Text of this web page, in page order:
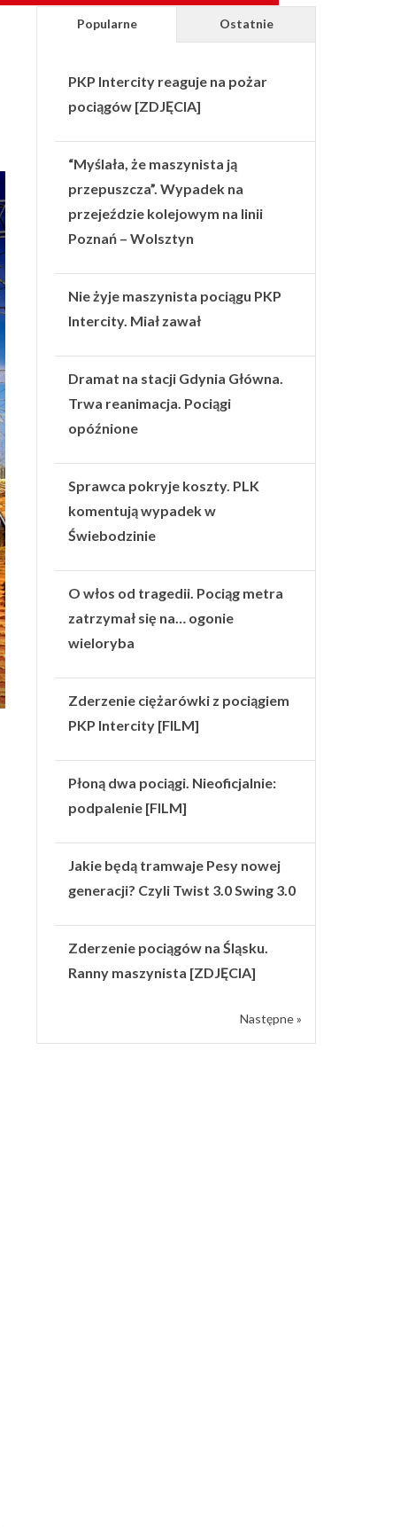
Popularne Ostatnie
PKP Intercity reaguje na pożar
pociągów [ZDJĘCIA]
“Myślała, że maszynista ją
przepuszcza”. Wypadek na
przejeździe kolejowym na linii
Poznań – Wolsztyn
Nie żyje maszynista pociągu PKP
Intercity. Miał zawał
Dramat na stacji Gdynia Główna.
Trwa reanimacja. Pociągi
opóźnione
Sprawca pokryje koszty. PLK
komentują wypadek w
Świebodzinie
O włos od tragedii. Pociąg metra
zatrzymał się na… ogonie
wieloryba
Zderzenie ciężarówki z pociągiem
PKP Intercity [FILM]
Płoną dwa pociągi. Nieoficjalnie:
podpalenie [FILM]
Jakie będą tramwaje Pesy nowej
generacji? Czyli Twist 3.0 Swing 3.0
Zderzenie pociągów na Śląsku.
Ranny maszynista [ZDJĘCIA]
Następne »